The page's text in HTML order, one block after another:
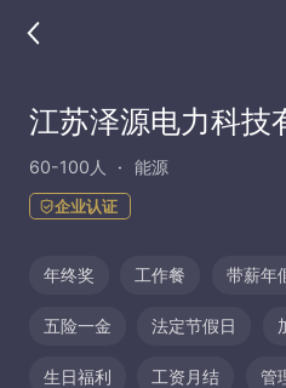
江苏泽源电力科技
60-100人 能源
企业认证
年终奖 工作餐 带薪年
五险一金 法定节假日
生日福利 工资月结 管